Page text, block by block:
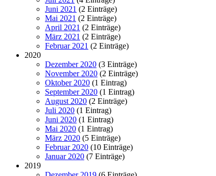
Juni 2021 (2 Einträge)
Mai 2021 (2 Einträge)
April 2021 (2 Einträge)
März 2021 (2 Einträge)
Februar 2021 (2 Einträge)
2020
Dezember 2020 (3 Einträge)
November 2020 (2 Einträge)
Oktober 2020 (1 Eintrag)
September 2020 (1 Eintrag)
August 2020 (2 Einträge)
Juli 2020 (1 Eintrag)
Juni 2020 (1 Eintrag)
Mai 2020 (1 Eintrag)
März 2020 (5 Einträge)
Februar 2020 (10 Einträge)
Januar 2020 (7 Einträge)
2019